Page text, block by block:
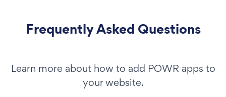
Frequently Asked Questions
Learn more about how to add POWR apps to
your website.